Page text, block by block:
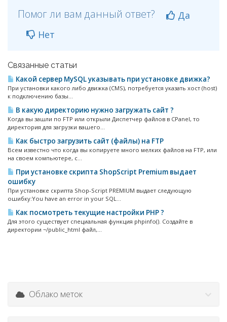
Помог ли вам данный ответ?
Да
Нет
Связанные статьи
Какой сервер MySQL указывать при установке движка?
При установки какого либо движка (CMS), потребуется указать хост (host)
к подключению базы...
В какую директорию нужно загружать сайт ?
Когда вы зашли по FTP или открыли Диспетчер файлов в CPanel, то
директория для загрузки вашего...
Как быстро загрузить сайт (файлы) на FTP
Всем известно что когда вы копируете много мелких файлов на FTP, или
на своем компьютере, с...
При установке скрипта ShopScript Premium выдает
ошибку
При установке скрипта Shop-Script PREMIUM выдает следующую
ошибку:You have an error in your SQL...
Как посмотреть текущие настройки PHP ?
Для этого существует специальная функция phpinfo(). Создайте в
директории ~/public_html файл,...
Облако меток